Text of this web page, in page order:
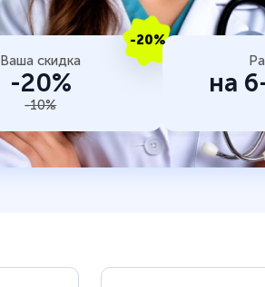
-20%
Ваша скидка
-20%
-10%
на